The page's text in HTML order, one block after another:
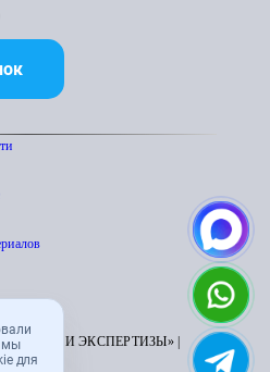
мы
для
И ЭКСПЕРТИЗЫ» |